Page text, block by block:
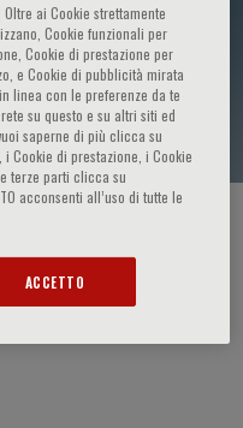
ai Cookie strettamente
Cookie funzionali per
Cookie di prestazione per
e Cookie di pubblicità mirata
linea con le preferenze da te
su questo e su altri siti ed
saperne di più clicca su
Cookie di prestazione, i Cookie
terze parti clicca su
acconsenti all’uso di tutte le
ACCETTO